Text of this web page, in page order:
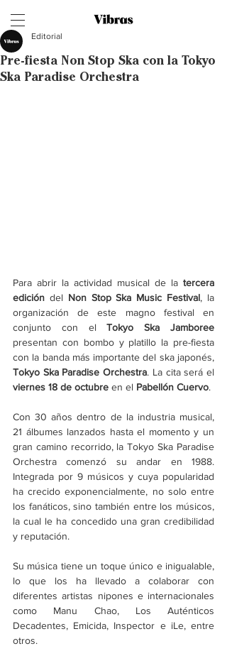
Pre-fiesta Non Stop Ska con la Tokyo
Ska Paradise Orchestra
Editorial
Para abrir la actividad musical de la tercera
edición del Non Stop Ska Music Festival, la
organización de este magno festival en
conjunto con el Tokyo Ska Jamboree
presentan con bombo y platillo la pre-fiesta
Tokyo Ska Paradise Orchestra
viernes 18 de octubre en el Pabellón Cuervo.
Con 30 años dentro de la industria musical,
21 álbumes lanzados hasta el momento y un
gran camino recorrido, la Tokyo Ska Paradise
Orchestra comenzó su andar en 1988.
Integrada por 9 músicos y cuya popularidad
ha crecido exponencialmente, no solo entre
los fanáticos, sino también entre los músicos,
la cual le ha concedido una gran credibilidad
y reputación.
Su música tiene un toque único e inigualable,
lo que los ha llevado a colaborar con
diferentes artistas nipones e internacionales
como Manu Chao, Los Auténticos
Decadentes, Emicida, Inspector e iLe, entre
otros.